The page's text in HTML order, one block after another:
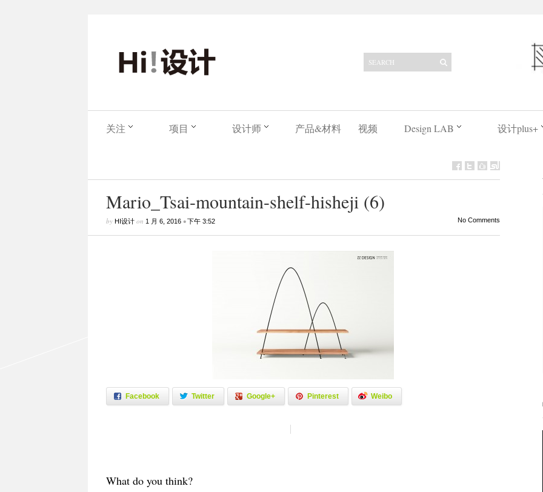
关注 项目 设计师 产品&材料 视频 Design LAB 设计plus+
Mario_Tsai-mountain-shelf-hisheji (6)
by HI设计on 1 月 6, 2016•下午 3:52 No Comments
Facebook Twitter Google+ Pinterest Weibo
What do you think?